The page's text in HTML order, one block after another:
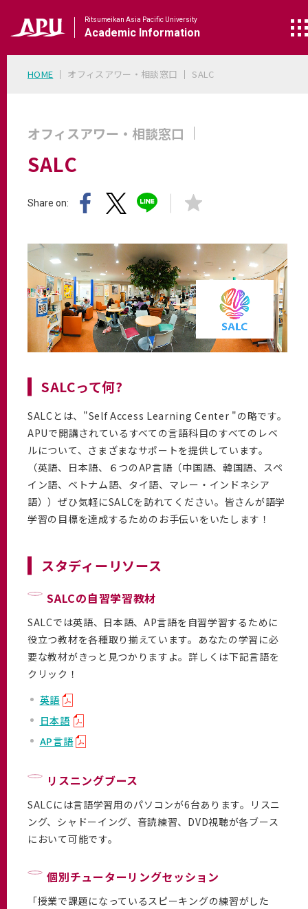
Ritsumeikan Asia Pacific University
Academic Information
HOME オフィスアワー・相談窓口 SALC
オフィスアワー・相談窓口
SALC
Share on:
SALCって何?
SALCとは、"Self Access Learning Center "の略です。
APUで開講されているすべての言語科目のすべてのレベ
ルについて、さまざまなサポートを提供しています。
（英語、日本語、６つのAP言語（中国語、韓国語、スペ
イン語、ベトナム語、タイ語、マレー・インドネシア
語））ぜひ気軽にSALCを訪れてください。皆さんが語学
学習の目標を達成するためのお手伝いをいたします！
スタディーリソース
SALCの自習学習教材
SALCでは英語、日本語、AP言語を自習学習するために
役立つ教材を各種取り揃えています。あなたの学習に必
要な教材がきっと見つかりますよ。詳しくは下記言語を
クリック！
英語
日本語
AP言語
リスニングブース
SALCには言語学習用のパソコンが6台あります。リスニ
ング、シャドーイング、音読練習、DVD視聴が各ブース
において可能です。
個別チューターリングセッション
「授業で課題になっているスピーキングの練習がした